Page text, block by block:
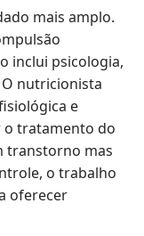
mais amplo.
inclui psicologia,
nutricionista
e
o tratamento do
transtorno mas
o trabalho
oferecer